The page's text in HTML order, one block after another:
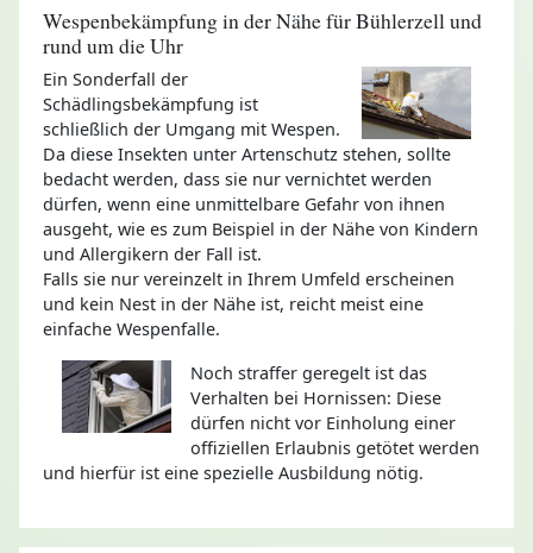
Wespenbekämpfung in der Nähe für Bühlerzell und
rund um die Uhr
Ein Sonderfall der
Schädlingsbekämpfung ist
schließlich der Umgang mit Wespen.
Da diese Insekten unter Artenschutz stehen, sollte
bedacht werden, dass sie nur vernichtet werden
dürfen, wenn eine unmittelbare Gefahr von ihnen
ausgeht, wie es zum Beispiel in der Nähe von Kindern
und Allergikern der Fall ist.
Falls sie nur vereinzelt in Ihrem Umfeld erscheinen
und kein Nest in der Nähe ist, reicht meist eine
einfache Wespenfalle.
Noch straffer geregelt ist das
Verhalten bei Hornissen: Diese
dürfen nicht vor Einholung einer
offiziellen Erlaubnis getötet werden
und hierfür ist eine spezielle Ausbildung nötig.